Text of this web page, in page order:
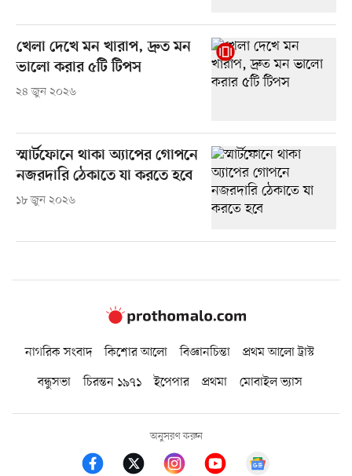
খেলা দেখে মন খারাপ, দ্রুত মন
ভালো করার ৫টি টিপস
২৪ জুন ২০২৬
স্মার্টফোনে থাকা অ্যাপের গোপনে
নজরদারি ঠেকাতে যা করতে হবে
১৮ জুন ২০২৬
নাগরিক সংবাদ কিশোর আলো বিজ্ঞানচিন্তা
প্রথম আলো ট্রাস্ট
বন্ধুসভা
চিরন্তন ১৯৭১ ইপেপার প্রথমা মোবাইল ভ্যাস
অনুসরণ করুন